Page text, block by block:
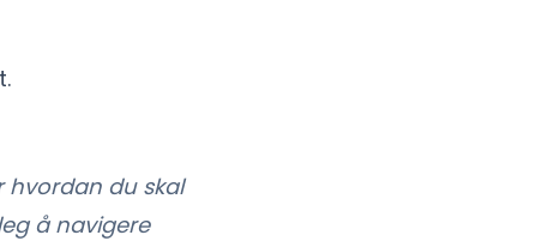
hvordan du skal
å navigere